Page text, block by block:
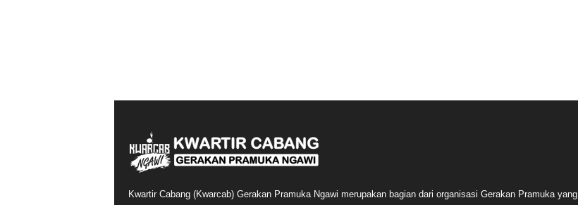
Kwartir Cabang (Kwarcab) Gerakan Pramuka Ngawi merupakan bagian dari organisasi Gerakan Pramuka yang